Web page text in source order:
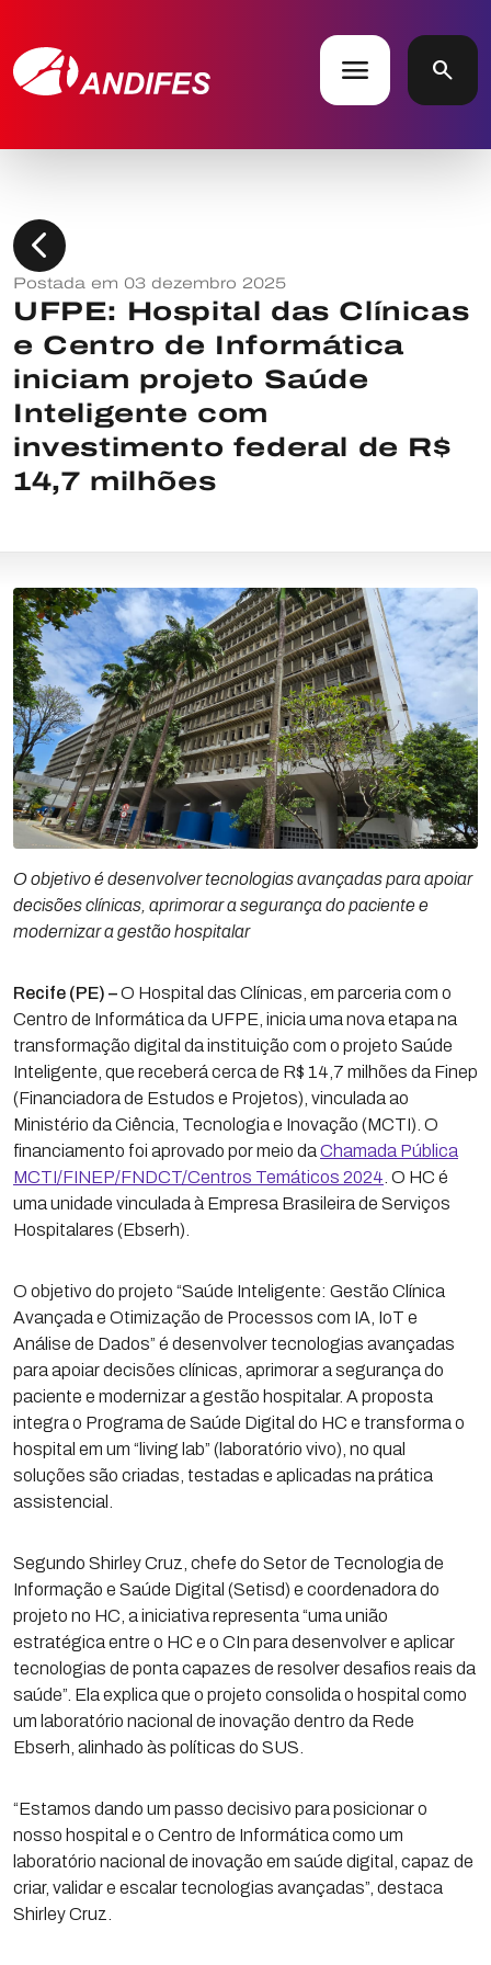
menu search
chevron_left
Postada em 03 dezembro 2025
UFPE: Hospital das Clínicas
e Centro de Informática
iniciam projeto Saúde
Inteligente com
investimento federal de R$
14,7 milhões
O objetivo é desenvolver tecnologias avançadas para apoiar
decisões clínicas, aprimorar a segurança do paciente e
modernizar a gestão hospitalar
Recife (PE) –O Hospital das Clínicas, em parceria com o
Centro de Informática da UFPE, inicia uma nova etapa na
transformação digital da instituição com o projeto Saúde
Inteligente, que receberá cerca de R$ 14,7 milhões da Finep
(Financiadora de Estudos e Projetos), vinculada ao
Ministério da Ciência, Tecnologia e Inovação (MCTI). O
financiamento foi aprovado por meio daChamada Pública
MCTI/FINEP/FNDCT/Centros Temáticos 2024. O HC é
uma unidade vinculada à Empresa Brasileira de Serviços
Hospitalares (Ebserh).
O objetivo do projeto “Saúde Inteligente: Gestão Clínica
Avançada e Otimização de Processos com IA, IoT e
Análise de Dados” é desenvolver tecnologias avançadas
para apoiar decisões clínicas, aprimorar a segurança do
paciente e modernizar a gestão hospitalar. A proposta
integra o Programa de Saúde Digital do HC e transforma o
hospital em um “living lab” (laboratório vivo), no qual
soluções são criadas, testadas e aplicadas na prática
assistencial.
Segundo Shirley Cruz, chefe do Setor de Tecnologia de
Informação e Saúde Digital (Setisd) e coordenadora do
projeto no HC, a iniciativa representa “uma união
estratégica entre o HC e o CIn para desenvolver e aplicar
tecnologias de ponta capazes de resolver desafios reais da
saúde”. Ela explica que o projeto consolida o hospital como
um laboratório nacional de inovação dentro da Rede
Ebserh, alinhado às políticas do SUS.
“Estamos dando um passo decisivo para posicionar o
nosso hospital e o Centro de Informática como um
laboratório nacional de inovação em saúde digital, capaz de
criar, validar e escalar tecnologias avançadas”, destaca
Shirley Cruz.